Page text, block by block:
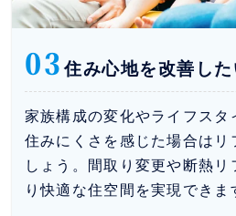
03住み心地を改善した
家族構成の変化やライフスタ
住みにくさを感じた場合はリ
しょう。間取り変更や断熱リ
り快適な住空間を実現できま